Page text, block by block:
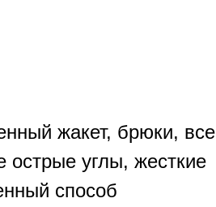
жакет, брюки, все
углы, жесткие
способ